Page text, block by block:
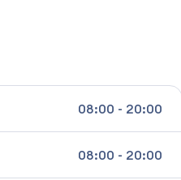
08:00 - 20:00
08:00 - 20:00